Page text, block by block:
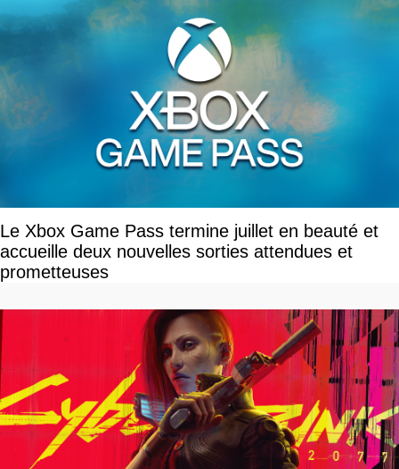
Le Xbox Game Pass termine juillet en beauté et
accueille deux nouvelles sorties attendues et
prometteuses